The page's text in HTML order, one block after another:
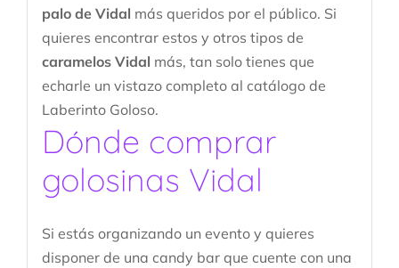
palo de Vidal más queridos por el público. Si
quieres encontrar estos y otros tipos de
caramelos Vidal más, tan solo tienes que
echarle un vistazo completo al catálogo de
Laberinto Goloso.
Dónde comprar
golosinas Vidal
Si estás organizando un evento y quieres
disponer de una candy bar que cuente con una